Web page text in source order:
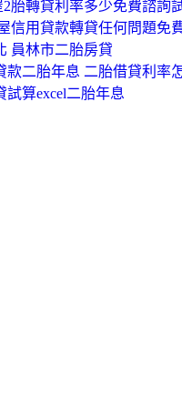
胎轉貸利率多少免費諮詢
信用貸款轉貸任何問題免
員林市二胎房貸
二胎年息 二胎借貸利率
算excel二胎年息